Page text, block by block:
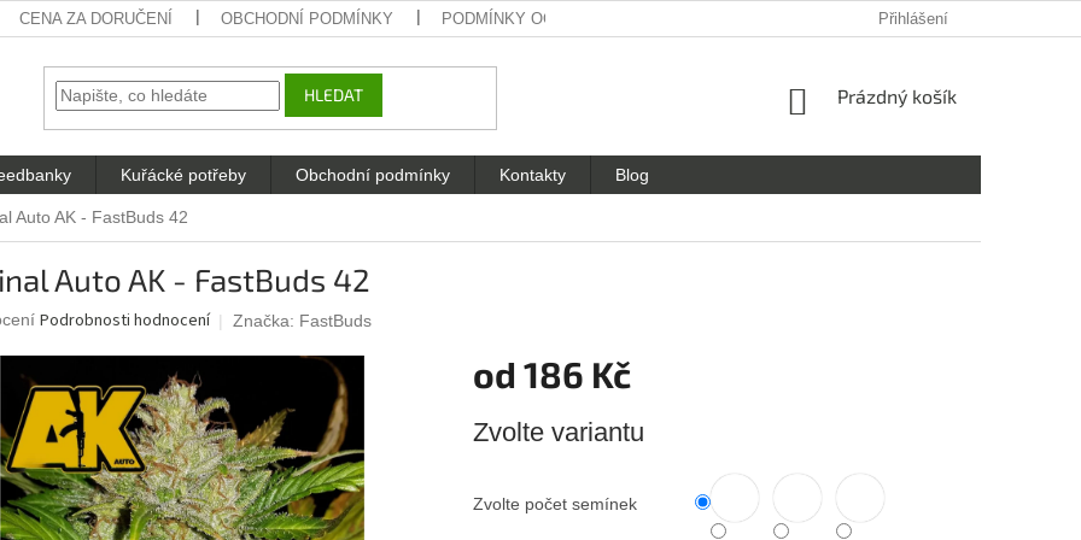
CENA ZA DORUČENÍ OBCHODNÍ PODMÍNKY PODMÍNKY OCHRANY OSOBNÍCH ÚDAJŮ Přihlášení
HLEDAT
NÁKUPNÍ
Prázdný košík
Kuřácké potřeby Obchodní podmínky Kontakty Blog
Auto AK - FastBuds 42
Auto AK - FastBuds 42
Podrobnosti hodnocení Značka: FastBuds
od 186 Kč
cena:
Zvolte variantu
Zvolte počet semínek